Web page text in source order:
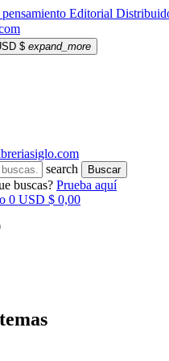
Editorial
$ expand_more
siglo.com
search
Buscar
buscas? Prueba aquí
0 USD $ 0,00